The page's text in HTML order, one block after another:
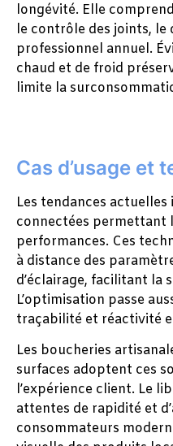
longévité. Elle
le contrôle des joints,
professionnel annuel.
chaud et de froid
limite la
Cas d’usage et
Les tendances
connectées permettant
performances. Ces
à distance des
d’éclairage, facilitant la
L’optimisation passe
traçabilité et réactivité
Les boucheries
surfaces adoptent ces
l’expérience client. Le
attentes de rapidité et
consommateurs